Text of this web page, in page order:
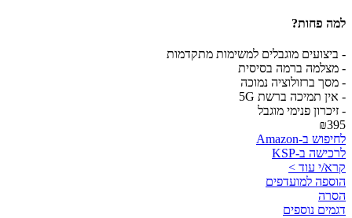
למה פחות?
- ביצועים מוגבלים למשימות מתקדמות
- מצלמה ברמה בסיסית
- מסך ברזולוציה נמוכה
- אין תמיכה ברשת 5G
- זיכרון פנימי מוגבל
₪395
לחיפוש ב-Amazon
לרכישה ב-KSP
קרא/י עוד >
הוספה למועדפים
הסרה
דגמים נוספים